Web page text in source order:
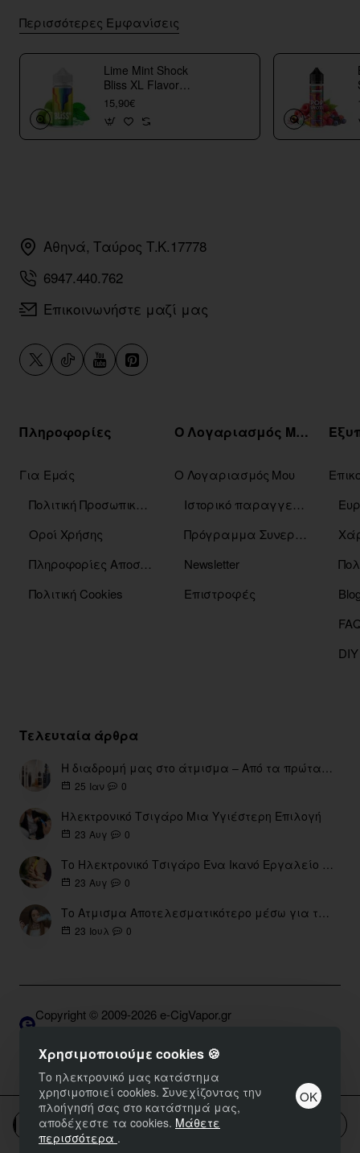
Χρησιμοποιούμε cookies 🍪
Το ηλεκτρονικό μας κατάστημα
χρησιμοποιεί cookies. Συνεχίζοντας την
πλοήγησή σας στο κατάστημά μας,
αποδέχεστε τα cookies. Μάθετε
περισσότερα .
ΟΚ
Καλάθι
Περισσότερες Εμφανίσεις
Lime Mint Shock
Bliss XL Flavor
Shots
15,90€
Αθηνά, Ταύρος Τ.Κ.17778
6947.440.762
Επικοινωνήστε μαζί μας
Πληροφορίες
Για Εμάς
Πολιτική Προσωπικών Δεδομένων
Οροί Χρήσης
Πληροφορίες Αποστόλης
Πολιτική Cookies
Ο Λογαριασμός Μου
Ο Λογαριασμός Μου
Ιστορικό παραγγελιών
Πρόγραμμα Συνεργατών
Newsletter
Επιστροφές
Τελευταία άρθρα
Η διαδρομή μας στο άτμισμα – Από τα πρώτα eGo έως τη σύγχρονη εποχή
25 Ιαν 0
Ηλεκτρονικό Τσιγάρο Μια Υγιέστερη Επιλογή
23 Αυγ 0
Το Ηλεκτρονικό Τσιγάρο Ένα Ικανό Εργαλείο για τη Διακοπή του Καπνίσματος
23 Αυγ 0
Το Ατμισμα Αποτελεσματικότερο μέσω για την διακοπή Καπνίσματος
23 Ιουλ 0
Copyright © 2009-2026 e-CigVapor.gr